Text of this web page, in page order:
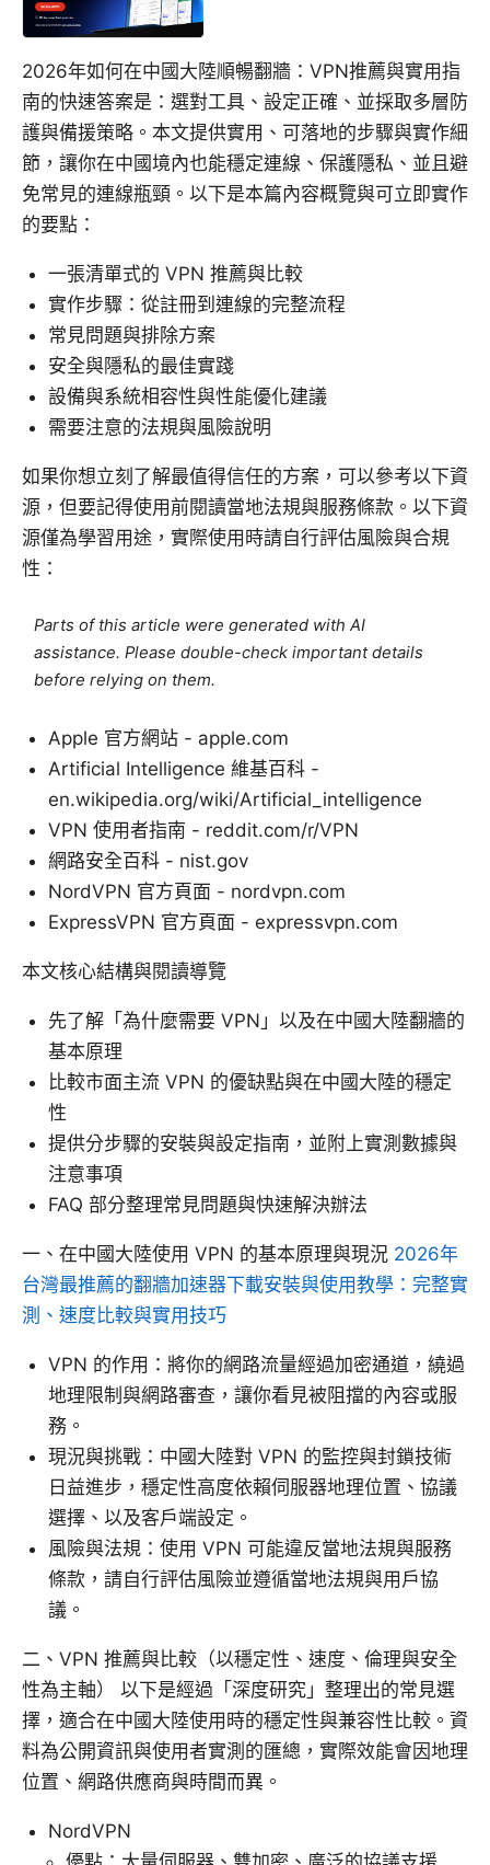
2026年如何在中國大陸順暢翻牆：VPN推薦與實用指
南的快速答案是：選對工具、設定正確、並採取多層防
護與備援策略。本文提供實用、可落地的步驟與實作細
節，讓你在中國境內也能穩定連線、保護隱私、並且避
免常見的連線瓶頸。以下是本篇內容概覽與可立即實作
的要點：
一張清單式的 VPN 推薦與比較
實作步驟：從註冊到連線的完整流程
常見問題與排除方案
安全與隱私的最佳實踐
設備與系統相容性與性能優化建議
需要注意的法規與風險說明
如果你想立刻了解最值得信任的方案，可以參考以下資
源，但要記得使用前閱讀當地法規與服務條款。以下資
源僅為學習用途，實際使用時請自行評估風險與合規
性：
Parts of this article were generated with AI
assistance. Please double-check important details
before relying on them.
Apple 官方網站 - apple.com
Artificial Intelligence 維基百科 -
en.wikipedia.org/wiki/Artificial_intelligence
VPN 使用者指南 - reddit.com/r/VPN
網路安全百科 - nist.gov
NordVPN 官方頁面 - nordvpn.com
ExpressVPN 官方頁面 - expressvpn.com
本文核心結構與閱讀導覽
先了解「為什麼需要 VPN」以及在中國大陸翻牆的
基本原理
比較市面主流 VPN 的優缺點與在中國大陸的穩定
性
提供分步驟的安裝與設定指南，並附上實測數據與
注意事項
FAQ 部分整理常見問題與快速解決辦法
一、在中國大陸使用 VPN 的基本原理與現況 2026年
台灣最推薦的翻牆加速器下載安裝與使用教學：完整實
測、速度比較與實用技巧
VPN 的作用：將你的網路流量經過加密通道，繞過
地理限制與網路審查，讓你看見被阻擋的內容或服
務。
現況與挑戰：中國大陸對 VPN 的監控與封鎖技術
日益進步，穩定性高度依賴伺服器地理位置、協議
選擇、以及客戶端設定。
風險與法規：使用 VPN 可能違反當地法規與服務
條款，請自行評估風險並遵循當地法規與用戶協
議。
二、VPN 推薦與比較（以穩定性、速度、倫理與安全
性為主軸） 以下是經過「深度研究」整理出的常見選
擇，適合在中國大陸使用時的穩定性與兼容性比較。資
料為公開資訊與使用者實測的匯總，實際效能會因地理
位置、網路供應商與時間而異。
NordVPN